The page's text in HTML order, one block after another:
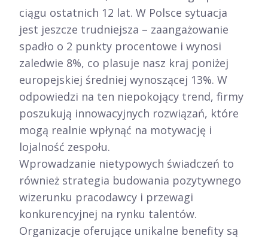
ciągu ostatnich 12 lat. W Polsce sytuacja
jest jeszcze trudniejsza – zaangażowanie
spadło o 2 punkty procentowe i wynosi
zaledwie 8%, co plasuje nasz kraj poniżej
europejskiej średniej wynoszącej 13%. W
odpowiedzi na ten niepokojący trend, firmy
poszukują innowacyjnych rozwiązań, które
mogą realnie wpłynąć na motywację i
lojalność zespołu.​
Wprowadzanie nietypowych świadczeń to
również strategia budowania pozytywnego
wizerunku pracodawcy i przewagi
konkurencyjnej na rynku talentów.
Organizacje oferujące unikalne benefity są